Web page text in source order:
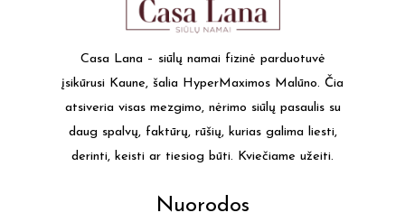
Casa Lana – siūlų namai fizinė parduotuvė
įsikūrusi Kaune, šalia HyperMaximos Malūno. Čia
atsiveria visas mezgimo, nėrimo siūlų pasaulis su
daug spalvų, faktūrų, rūšių, kurias galima liesti,
derinti, keisti ar tiesiog būti. Kviečiame užeiti.
Nuorodos